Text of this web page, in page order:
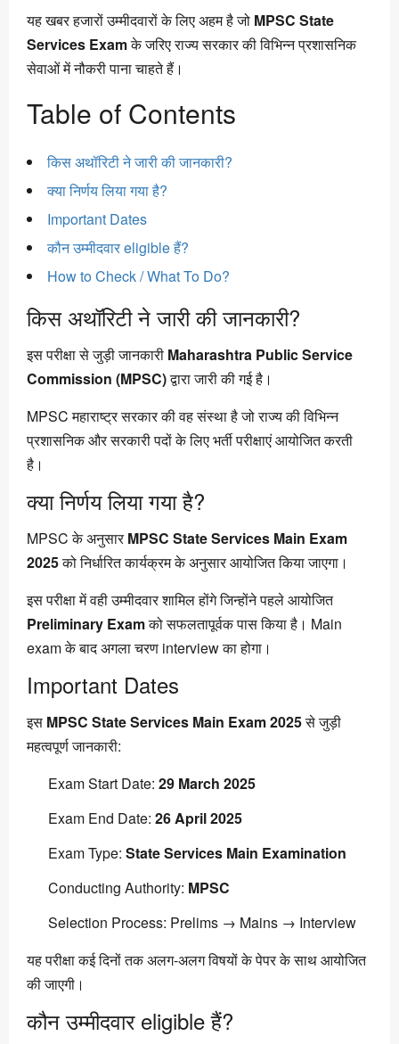
यह खबर हजारों उम्मीदवारों के लिए अहम है जो MPSC State
Services Examके जरिए राज्य सरकार की विभिन्न प्रशासनिक
सेवाओं में नौकरी पाना चाहते हैं।
Table of Contents
किस अथॉरिटी ने जारी की जानकारी?
क्या निर्णय लिया गया है?
Important Dates
कौन उम्मीदवार eligible हैं?
How to Check / What To Do?
किस अथॉरिटी ने जारी की जानकारी?
इस परीक्षा से जुड़ी जानकारी Maharashtra Public Service
Commission (MPSC)द्वारा जारी की गई है।
MPSC महाराष्ट्र सरकार की वह संस्था है जो राज्य की विभिन्न
प्रशासनिक और सरकारी पदों के लिए भर्ती परीक्षाएं आयोजित करती
है।
क्या निर्णय लिया गया है?
MPSC के अनुसार MPSC State Services Main Exam
2025को निर्धारित कार्यक्रम के अनुसार आयोजित किया जाएगा।
इस परीक्षा में वही उम्मीदवार शामिल होंगे जिन्होंने पहले आयोजित
Preliminary Examको सफलतापूर्वक पास किया है। Main
exam के बाद अगला चरण interview का होगा।
Important Dates
इस MPSC State Services Main Exam 2025से जुड़ी
महत्वपूर्ण जानकारी:
Exam Start Date: 29 March 2025
Exam End Date: 26 April 2025
Exam Type: State Services Main Examination
Conducting Authority: MPSC
Selection Process: Prelims → Mains → Interview
यह परीक्षा कई दिनों तक अलग-अलग विषयों के पेपर के साथ आयोजित
की जाएगी।
कौन उम्मीदवार eligible हैं?